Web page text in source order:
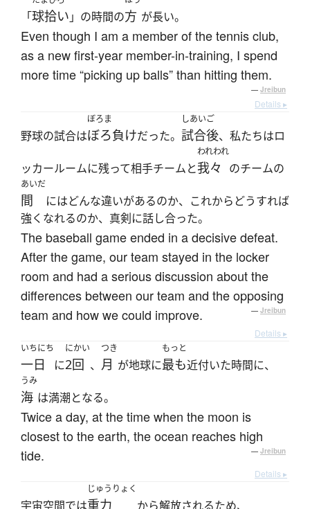
「球拾い 」の時間の方 が長い。
Even though I am a member of the tennis club,
as a new first-year member-in-training, I spend
more time “picking up balls” than hitting them.
— Jreibun
Details ▸
野球の試合は
ぼろま
ぼろ負けだった。
しあいご
試合後、私たちはロ
ッカールームに残って相手チームと
われわれ
我々 のチームの
あいだ
間
にはどんな違いがあるのか、これからどうすれば
強くなれるのか、真剣に話し合った。
The baseball game ended in a decisive defeat.
After the game, our team stayed in the locker
room and had a serious discussion about the
differences between our team and the opposing
team and how we could improve.
— Jreibun
Details ▸
いちにち
一日 に
にかい
2回 、
つき
月 が地球に
もっと
最も近付いた時間に、
うみ
海 は満潮となる。
Twice a day, at the time when the moon is
closest to the earth, the ocean reaches high
tide.
— Jreibun
Details ▸
宇宙空間では
じゅうりょく
重力 から解放されるため、